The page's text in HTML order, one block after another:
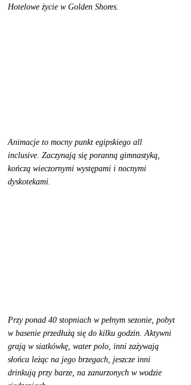
Hotelowe życie w Golden Shores.
Animacje to mocny punkt egipskiego all
inclusive. Zaczynają się poranną gimnastyką,
kończą wieczornymi występami i nocnymi
dyskotekami.
Przy ponad 40 stopniach w pełnym sezonie, pobyt
w basenie przedłużą się do kilku godzin. Aktywni
grają w siatkówkę, water polo, inni zażywają
słońca leżąc na jego brzegach, jeszcze inni
drinkują przy barze, na zanurzonych w wodzie